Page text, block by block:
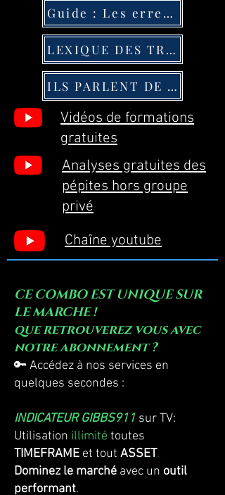
Guide : Les erreurs des traders
LEXIQUE DES TRADERS
ILS PARLENT DE MOI
Vidéos de formations
gratuites
Analyses gratuites des
pépites hors groupe
privé
Chaîne youtube
CE COMBO EST UNIQUE SUR
LE MARCHE !
que retrouverez vous avec
notre abonnement ?
🔑 Accédez à nos services en
quelques secondes :
INDICATEUR GIBBS911 sur TV:
Utilisation illimité toutes
TIMEFRAME et tout ASSET.
Dominez le marché avec un outil
performant.